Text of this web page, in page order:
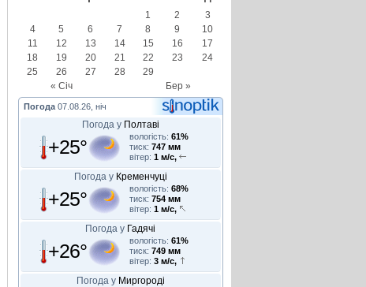
« Січ Бер »
1 2
3
4
5 6 7 8 9
10
11
12 13 14 15 16
17
18
19 20 21 22 23
24
25
26 27 28 29
Погода 07.08.26, ніч
Погода у Полтаві
+25° вологість: 61%
тиск: 747 мм
вітер: 1 м/с,
Погода у Кременчуці
+25° вологість: 68%
тиск: 754 мм
вітер: 1 м/с,
Погода у Гадячі
+26° вологість: 61%
тиск: 749 мм
вітер: 3 м/с,
Погода у Миргороді